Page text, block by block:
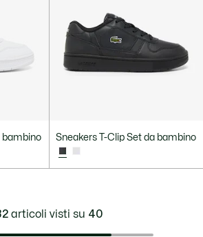
bambino Sneakers T-Clip Set da bambino
articoli visti su 40